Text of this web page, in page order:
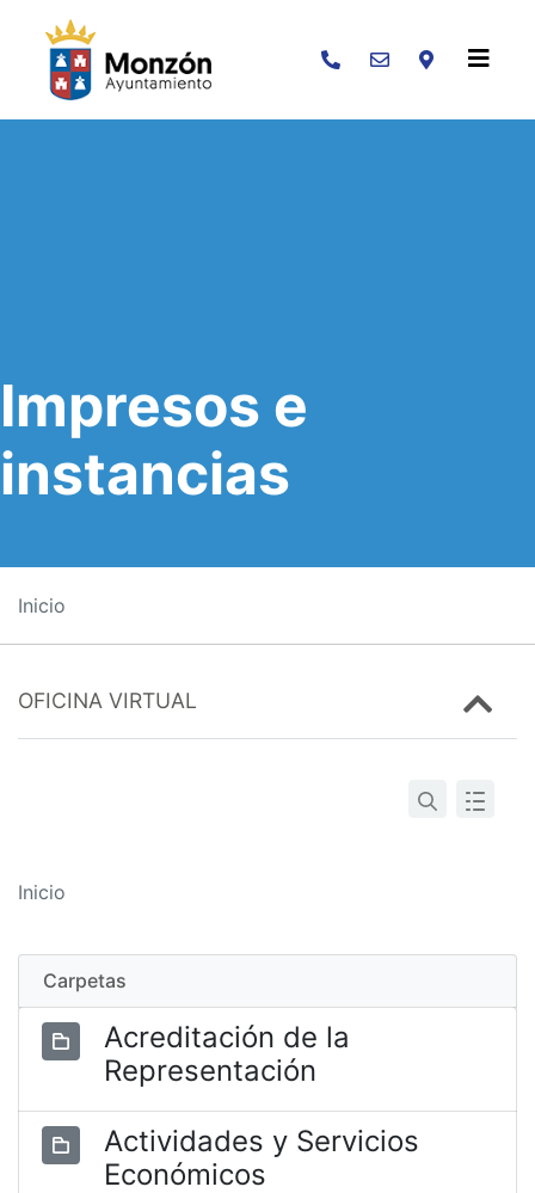
Buscar
Impresos e
instancias
Inicio
OFICINA VIRTUAL
Inicio
Carpetas
Acreditación de la
Representación
Actividades y Servicios
Económicos